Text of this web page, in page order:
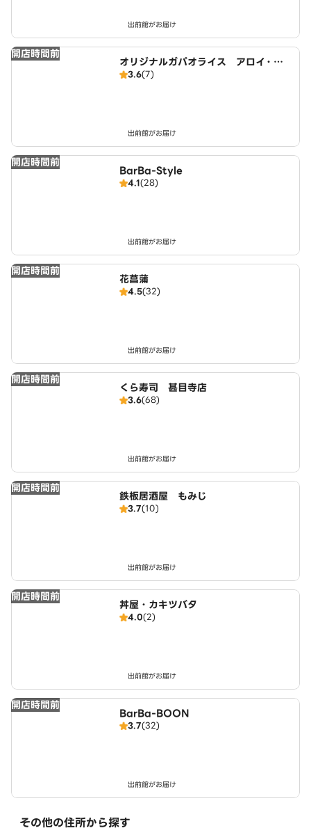
出前館がお届け
開店時間前
オリジナルガパオライス アロイ・ガ
パオ 名古屋店
3.6(7)
出前館がお届け
開店時間前
BarBa-Style
4.1(28)
出前館がお届け
開店時間前
花菖蒲
4.5(32)
出前館がお届け
開店時間前
くら寿司 甚目寺店
3.6(68)
出前館がお届け
開店時間前
鉄板居酒屋 もみじ
3.7(10)
出前館がお届け
開店時間前
丼屋・カキツバタ
4.0(2)
出前館がお届け
開店時間前
BarBa-BOON
3.7(32)
出前館がお届け
その他の住所から探す